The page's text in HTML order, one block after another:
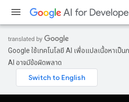
Google ใช้เทคโนโลยี AI เพื่อแปลเนื้อหาเป็
AI อาจมีข้อผิดพลาด